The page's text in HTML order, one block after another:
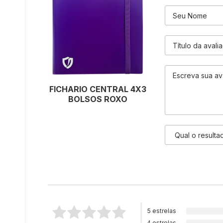
FICHARIO CENTRAL 4X3
BOLSOS ROXO
5 estrelas